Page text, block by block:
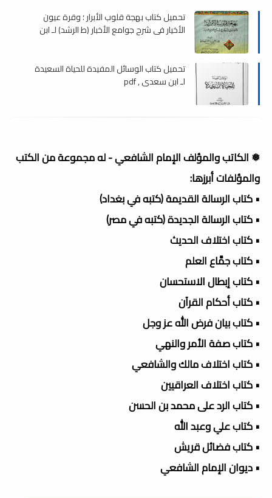
تحميل كتاب بهجة قلوب الأبرار ؛ وقرة عيون
الأخيار في شرح جوامع الأخبار (ط الرشد) لـ ابن
تحميل كتاب الوسائل المفيدة للحياة السعيدة
لـ ابن سعدي , pdf
❅ الكاتب والمؤلف الإمام الشافعي - له مجموعة من الكتب
والمؤلفات أبرزها:
• كتاب الرسالة القديمة (كتبه في بغداد)
• كتاب الرسالة الجديدة (كتبه في مصر)
• كتاب اختلاف الحديث
• كتاب جمَّاع العلم
• كتاب إبطال الاستحسان
• كتاب أحكام القرآن
• كتاب بيان فرض الله عز وجل
• كتاب صفة الأمر والنهي
• كتاب اختلاف مالك والشافعي
• كتاب اختلاف العراقيين
• كتاب الرد على محمد بن الحسن
• كتاب علي وعبد الله
• كتاب فضائل قريش
• ديوان الإمام الشافعي